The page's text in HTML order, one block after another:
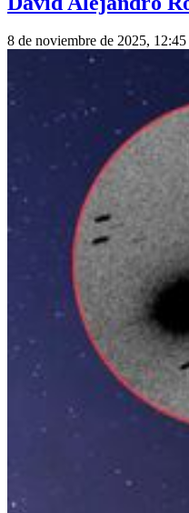
8 de noviembre de 2025, 12:45